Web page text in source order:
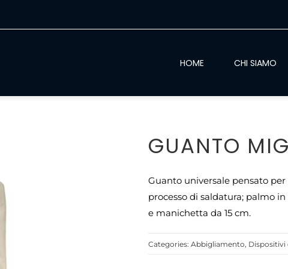
HOME CHI SIAMO
GUANTO
Guanto universale pensato
processo di saldatura; palmo
e manichetta da 15 cm.
Categories:Abbigliamento, Dispositivi